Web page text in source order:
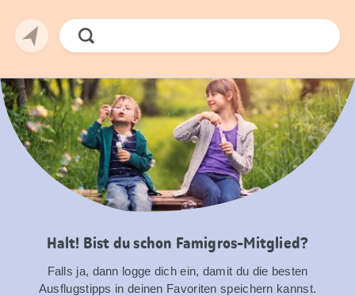
Jetzt
Suchen
Halt! Bist du schon Famigros-Mitglied?
Falls ja, dann logge dich ein, damit du die besten
Ausflugstipps in deinen Favoriten speichern kannst.